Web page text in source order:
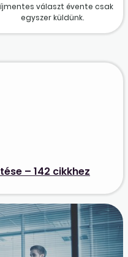
választ évente csak
egyszer küldünk.
– 142 cikkhez